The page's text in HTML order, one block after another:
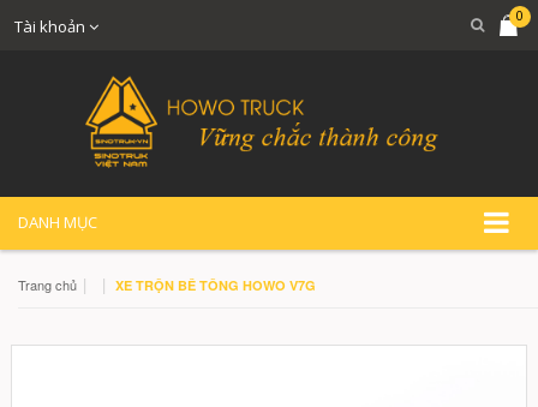
Tài khoản
0
DANH MỤC
Trang chủ | | XE TRỘN BÊ TÔNG HOWO V7G